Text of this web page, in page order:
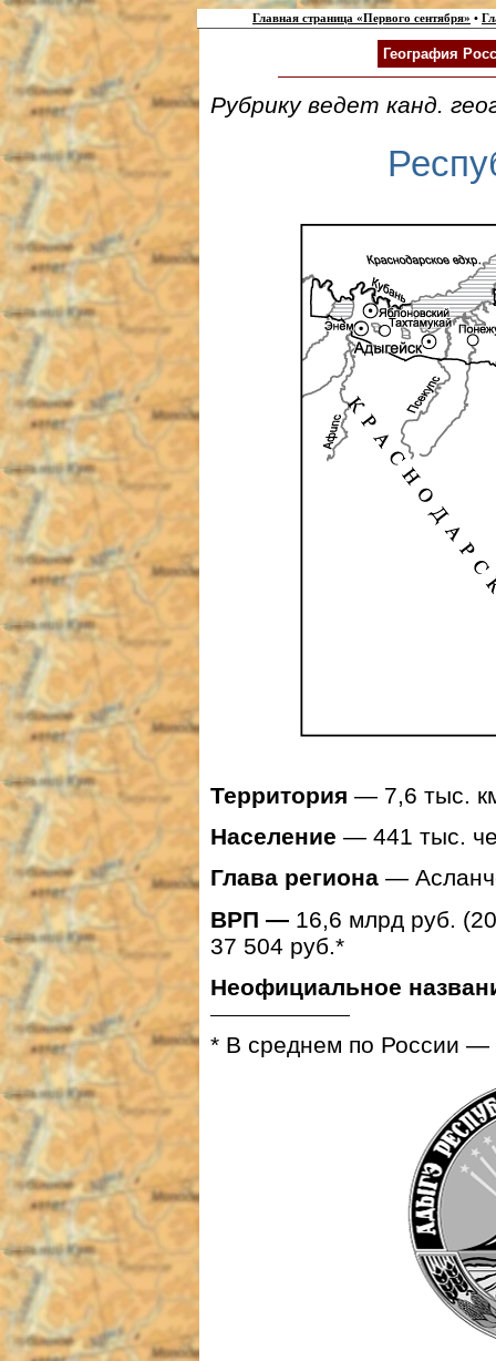
Главная страница «Первого сентября» •
География
Рубрику ведет канд.
Территория — 7,6 тыс.
Население — 441 тыс.
Глава региона —
ВРП — 16,6 млрд руб.
37 504 руб.*
Неофициальное
* В среднем по России —